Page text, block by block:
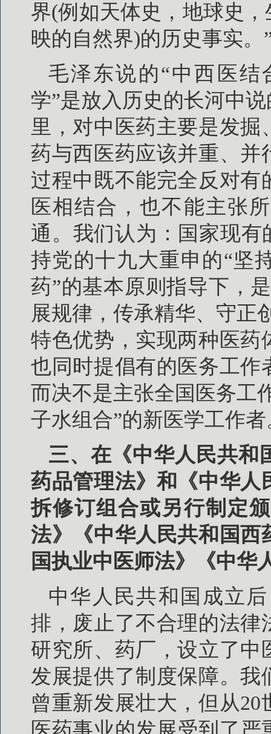
界(例如天体史，地球史
映的自然界)的历史事实。
毛泽东说的“中西医
学”是放入历史的长河中
里，对中医药主要是发
药与西医药应该并重、并
过程中既不能完全反对
医相结合，也不能主张
通。我们认为：国家现有
持党的十九大重申的“坚
药”的基本原则指导下，
展规律，传承精华、守正
特色优势，实现两种医药
也同时提倡有的医务工作
而决不是主张全国医务工
子水组合”的新医学工作者
三、在《中华人民共和
药品管理法》和《中华人
拆修订组合或另行制定
法》《中华人民共和国西
国执业中医师法》《中华
中华人民共和国成立
排，废止了不合理的法律
研究所、药厂，设立了中
发展提供了制度保障。
曾重新发展壮大，但从
医药事业的发展受到了